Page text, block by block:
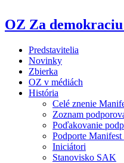
na
obsah
OZ Za
Predstavitelia
Novinky
Zbierka
OZ v médiách
História
Celé znenie
Zoznam
Poďakovanie
Podporte Manifest ​
Iniciátori
Stanovisko SAK